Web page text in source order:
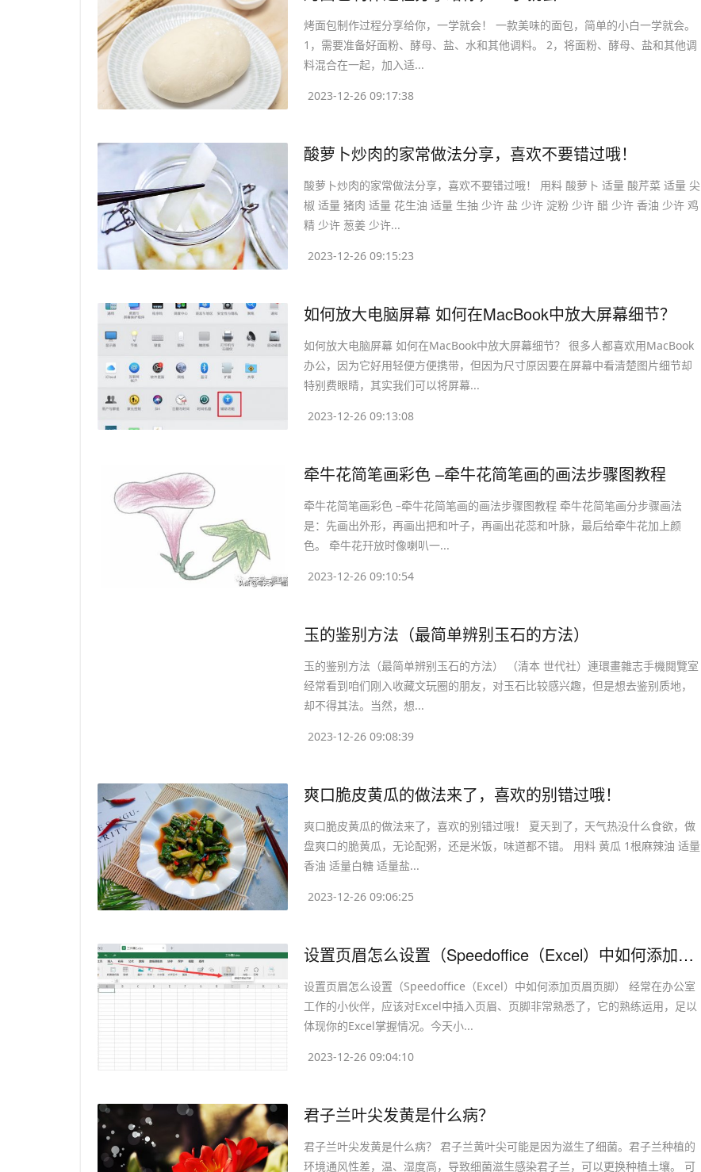
烤面包制作过程分享给你，一学就会！ 一款美味的面包，简单的小白一学就会。
1，需要准备好面粉、酵母、盐、水和其他调料。 2，将面粉、酵母、盐和其他调
料混合在一起，加入适...
2023-12-26 09:17:38
​酸萝卜炒肉的家常做法分享，喜欢不要错过哦！
酸萝卜炒肉的家常做法分享，喜欢不要错过哦！ 用料 酸萝卜 适量 酸芹菜 适量 尖
椒 适量 猪肉 适量 花生油 适量 生抽 少许 盐 少许 淀粉 少许 醋 少许 香油 少许 鸡
精 少许 葱姜 少许...
2023-12-26 09:15:23
​如何放大电脑屏幕 如何在MacBook中放大屏幕细节？
如何放大电脑屏幕 如何在MacBook中放大屏幕细节？ 很多人都喜欢用MacBook
办公，因为它好用轻便方便携带，但因为尺寸原因要在屏幕中看清楚图片细节却
特别费眼睛，其实我们可以将屏幕...
2023-12-26 09:13:08
​牵牛花简笔画彩色 –牵牛花简笔画的画法步骤图教程
牵牛花简笔画彩色 –牵牛花简笔画的画法步骤图教程 牵牛花简笔画分步骤画法
是：先画出外形，再画出把和叶子，再画出花蕊和叶脉，最后给牵牛花加上颜
色。 牵牛花幵放时像喇叭一...
2023-12-26 09:10:54
​玉的鉴别方法（最简单辨别玉石的方法）
玉的鉴别方法（最简单辨别玉石的方法） （清本 世代社）連環畫雜志手機閱覽室
经常看到咱们刚入收藏文玩圈的朋友，对玉石比较感兴趣，但是想去鉴别质地，
却不得其法。当然，想...
2023-12-26 09:08:39
​爽口脆皮黄瓜的做法来了，喜欢的别错过哦！
爽口脆皮黄瓜的做法来了，喜欢的别错过哦！ 夏天到了，天气热没什么食欲，做
盘爽口的脆黄瓜，无论配粥，还是米饭，味道都不错。 用料 黄瓜 1根麻辣油 适量
香油 适量白糖 适量盐...
2023-12-26 09:06:25
​设置页眉怎么设置（Speedoffice（Excel）中如何添加页眉页脚）
设置页眉怎么设置（Speedoffice（Excel）中如何添加页眉页脚） 经常在办公室
工作的小伙伴，应该对Excel中插入页眉、页脚非常熟悉了，它的熟练运用，足以
体现你的Excel掌握情况。今天小...
2023-12-26 09:04:10
​君子兰叶尖发黄是什么病？
君子兰叶尖发黄是什么病？ 君子兰黄叶尖可能是因为滋生了细菌。君子兰种植的
环境通风性差，温、湿度高，导致细菌滋生感染君子兰，可以更换种植土壤。 可